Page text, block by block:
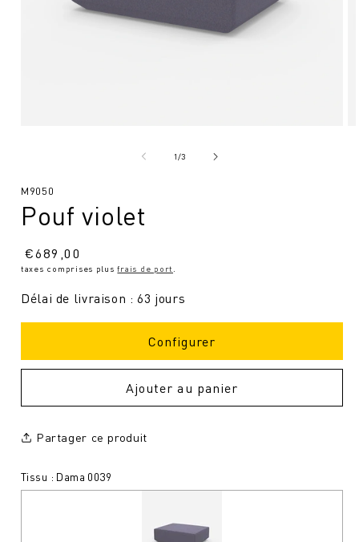
modal
1/de
3
SKU
M9050
Pouf violet
Prix
normal
€689,00
taxes comprises plusfrais de port
Délai de livraison : 63 jours
Configurer
Ajouter au panier
Partager ce produit
Tissu : Dama 0039